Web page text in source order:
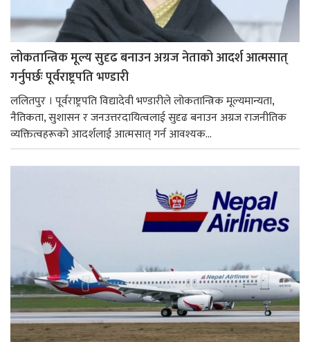
लोकतान्त्रिक मूल्य सुदृढ बनाउन अग्रज नेताको आदर्श आत्मसात्
गर्नुपर्छः पूर्वराष्ट्रपति भण्डारी
ललितपुर । पूर्वराष्ट्रपति विद्यादेवी भण्डारीले लोकतान्त्रिक मूल्यमान्यता,
नैतिकता, सुशासन र जनउत्तरदायित्वलाई सुदृढ बनाउन अग्रज राजनीतिक
व्यक्तित्वहरूको आदर्शलाई आत्मसात् गर्न आवश्यक...